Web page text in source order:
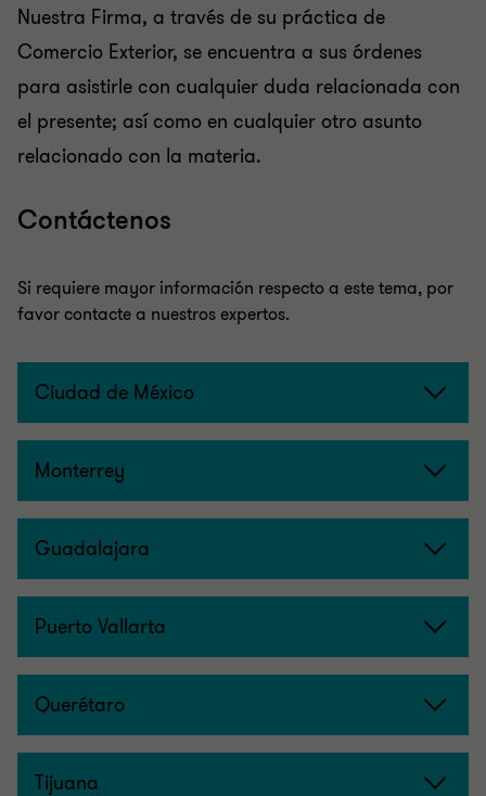
Nuestra Firma, a través de su práctica de
Comercio Exterior, se encuentra a sus órdenes
para asistirle con cualquier duda relacionada con
el presente; así como en cualquier otro asunto
relacionado con la materia.
Contáctenos
Si requiere mayor información respecto a este tema, por
favor contacte a nuestros expertos.
Ciudad de México
Monterrey
Guadalajara
Puerto Vallarta
Querétaro
Tijuana